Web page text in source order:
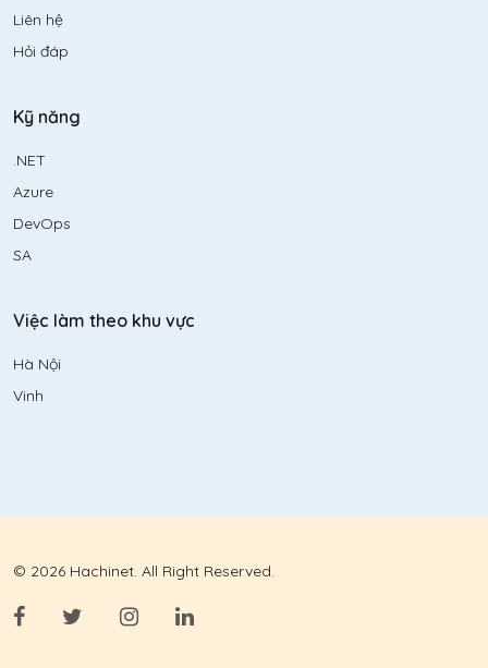
Liên hệ
Hỏi đáp
Kỹ năng
.NET
Azure
DevOps
SA
Việc làm theo khu vực
Hà Nội
Vinh
© 2026 Hachinet. All Right Reserved.